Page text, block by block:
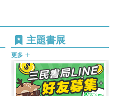
主題書展
更多